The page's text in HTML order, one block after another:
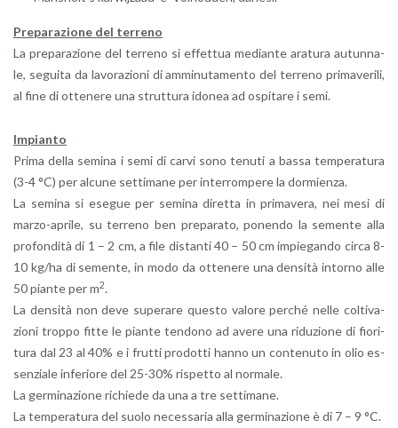
Pre­pa­ra­zio­ne del ter­re­no
La pre­pa­ra­zio­ne del ter­re­no si ef­fet­tua me­dian­te ara­tu­ra au­tun­na­
le, se­gui­ta da la­vo­ra­zio­ni di am­mi­nu­ta­men­to del ter­re­no pri­ma­ve­ri­li,
al fine di ot­te­ne­re una strut­tu­ra ido­nea ad ospi­ta­re i semi.
Im­pian­to
Prima della se­mi­na i semi di carvi sono te­nu­ti a bassa tem­pe­ra­tu­ra
(3-4 °C) per al­cu­ne set­ti­ma­ne per in­ter­rom­pe­re la dor­mien­za.
La se­mi­na si ese­gue per se­mi­na di­ret­ta in pri­ma­ve­ra, nei mesi di
mar­zo-apri­le, su ter­re­no ben pre­pa­ra­to, po­nen­do la se­men­te alla
pro­fon­di­tà di 1 – 2 cm, a file di­stan­ti 40 – 50 cm im­pie­gan­do circa 8-
10 kg/ha di se­men­te, in modo da ot­te­ne­re una den­si­tà in­tor­no alle
50 pian­te per m2.
La den­si­tà non deve su­pe­ra­re que­sto va­lo­re per­ché nelle col­ti­va­
zio­ni trop­po fitte le pian­te ten­do­no ad avere una ri­du­zio­ne di fio­ri­
tu­ra dal 23 al 40% e i frut­ti pro­dot­ti hanno un con­te­nu­to in olio es­
sen­zia­le in­fe­rio­re del 25-30% ri­spet­to al nor­ma­le.
La ger­mi­na­zio­ne ri­chie­de da una a tre set­ti­ma­ne.
La tem­pe­ra­tu­ra del suolo ne­ces­sa­ria alla ger­mi­na­zio­ne è di 7 – 9 °C.